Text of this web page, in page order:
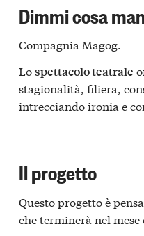
Dimmi cosa
Compagnia Magog.
Lospettacolo teatrale
stagionalità, filiera,
intrecciando ironia e
Il progetto
Questo progetto è
che terminerà nel mese